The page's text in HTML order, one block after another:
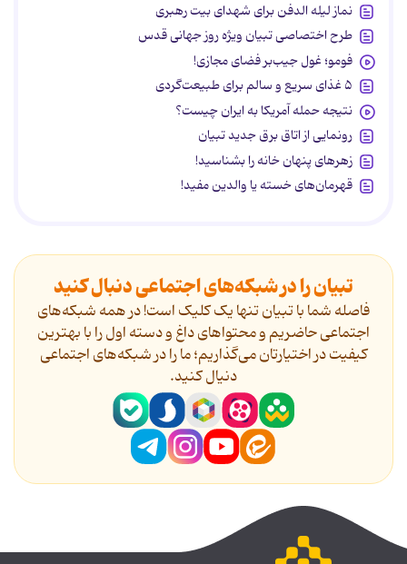
نماز لیله الدفن برای شهدای بیت رهبری
طرح اختصاصی تبیان ویژه روز جهانی قدس
فومو؛ غول جیب‌بر فضای مجازی!
۵ غذای سریع و سالم برای طبیعت‌گردی
نتیجه حمله آمریکا به ایران چیست؟
رونمایی از اتاق برق جدید تبیان
زهرهای پنهان خانه را بشناسید!
قهرمان‌های خسته یا والدین مفید!
تبیان را در شبکه‌های اجتماعی دنبال کنید
فاصله شما با تبیان تنها یک کلیک است! در همه شبکه‌های
اجتماعی حاضریم و محتواهای داغ و دسته اول را با بهترین
کیفیت در اختیارتان می‌گذاریم؛ ما را در شبکه‌های اجتماعی
دنیال کنید.